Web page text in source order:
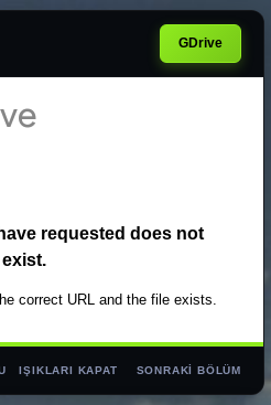
GDrive
IŞIKLARI KAPAT SONRAKI BÖLÜM